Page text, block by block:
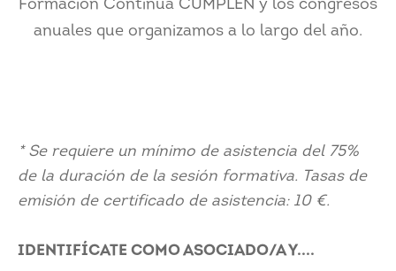
Formación Continua CUMPLEN y los congresos
anuales que organizamos a lo largo del año.
* Se requiere un mínimo de asistencia del 75%
de la duración de la sesión formativa. Tasas de
emisión de certificado de asistencia: 10 €.
IDENTIFÍCATE COMO ASOCIADO/A Y....